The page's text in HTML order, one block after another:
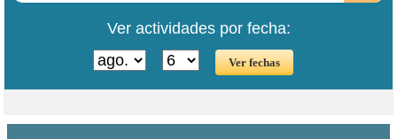
Ver actividades por fecha: